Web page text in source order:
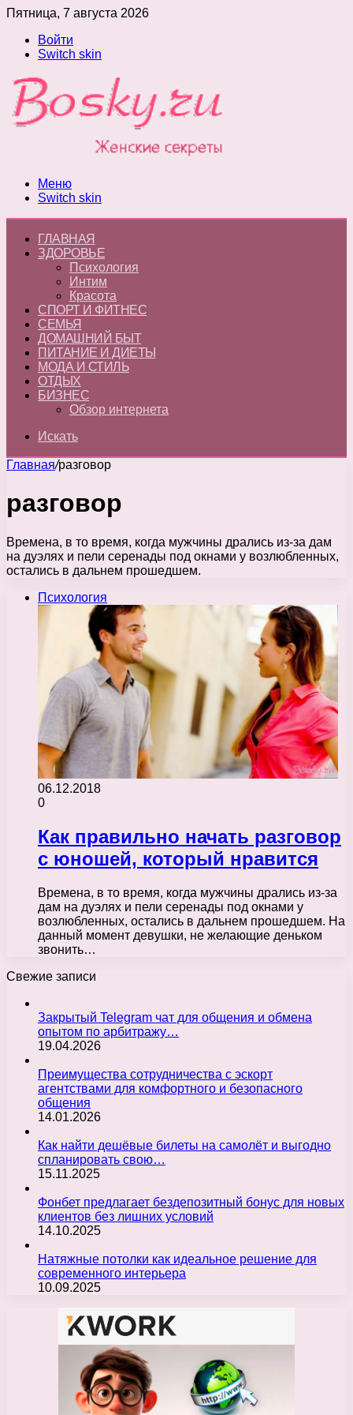
Пятница, 7 августа 2026
Войти
Switch skin
Меню
Switch skin
ГЛАВНАЯ
ЗДОРОВЬЕ
Психология
Интим
Красота
СПОРТ И ФИТНЕС
СЕМЬЯ
ДОМАШНИЙ БЫТ
ПИТАНИЕ И ДИЕТЫ
МОДА И СТИЛЬ
ОТДЫХ
БИЗНЕС
Обзор интернета
Искать
Главная/разговор
разговор
Времена, в то время, когда мужчины дрались из-за дам
на дуэлях и пели серенады под окнами у возлюбленных,
остались в дальнем прошедшем.
Психология
06.12.2018
0
Как правильно начать разговор
с юношей, который нравится
Времена, в то время, когда мужчины дрались из-за
дам на дуэлях и пели серенады под окнами у
возлюбленных, остались в дальнем прошедшем. На
данный момент девушки, не желающие деньком
звонить…
Свежие записи
Закрытый Telegram чат для общения и обмена
опытом по арбитражу…
19.04.2026
Преимущества сотрудничества с эскорт
агентствами для комфортного и безопасного
общения
14.01.2026
Как найти дешёвые билеты на самолёт и выгодно
спланировать свою…
15.11.2025
Фонбет предлагает бездепозитный бонус для новых
клиентов без лишних условий
14.10.2025
Натяжные потолки как идеальное решение для
современного интерьера
10.09.2025